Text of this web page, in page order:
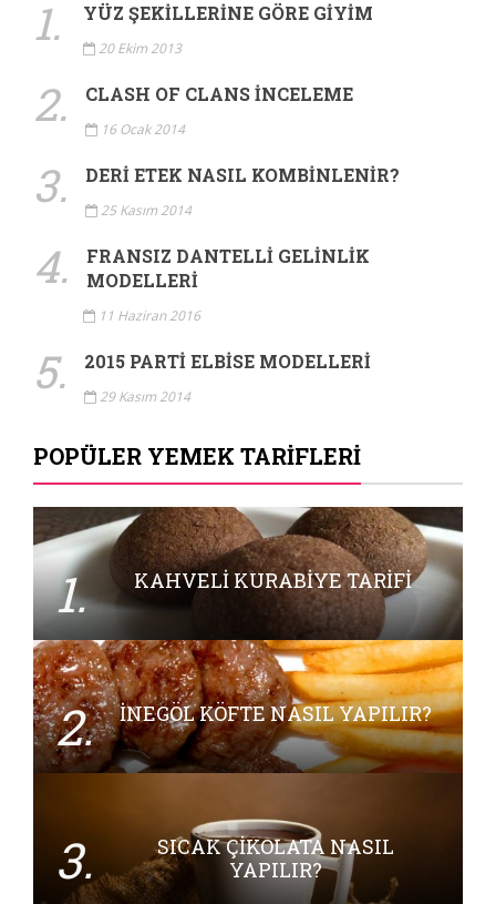
1. YÜZ ŞEKILLERINE GÖRE GIYIM
20 Ekim 2013
2. CLASH OF CLANS İNCELEME
16 Ocak 2014
3. DERI ETEK NASIL KOMBINLENIR?
25 Kasım 2014
4.
FRANSIZ DANTELLI GELINLIK
MODELLERI
11 Haziran 2016
5. 2015 PARTI ELBISE MODELLERI
29 Kasım 2014
POPÜLER YEMEK TARIFLERI
1. KAHVELI KURABIYE TARIFI
2. İNEGÖL KÖFTE NASIL YAPILIR?
3.
SICAK ÇIKOLATA NASIL
YAPILIR?